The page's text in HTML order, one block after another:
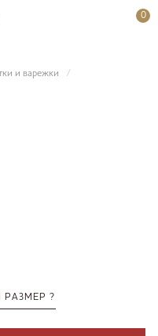
0
и варежки
?